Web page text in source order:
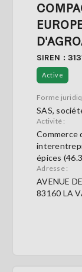
SIREN :
Active
Forme
SAS,
Activité :
Commerce
épices
Adresse :
AVENUE
83160 LA